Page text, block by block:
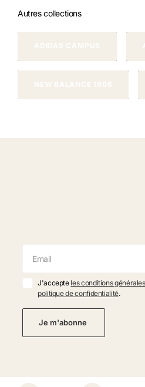
Autres collections
J'accepte les conditions
politique de confidentialité.
Je m'abonne